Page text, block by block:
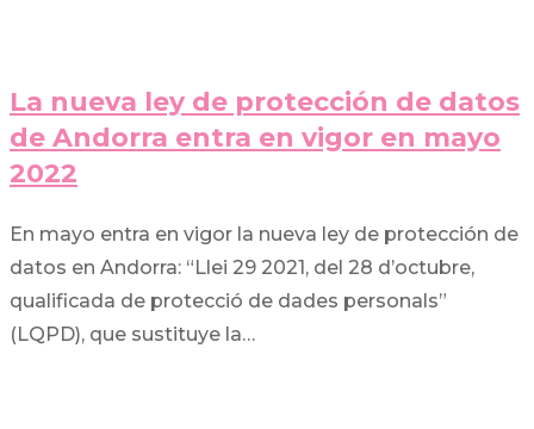
La nueva ley de protección de datos
de Andorra entra en vigor en mayo
2022
En mayo entra en vigor la nueva ley de protección de
datos en Andorra: “Llei 29 2021, del 28 d’octubre,
qualificada de protecció de dades personals”
(LQPD), que sustituye la…